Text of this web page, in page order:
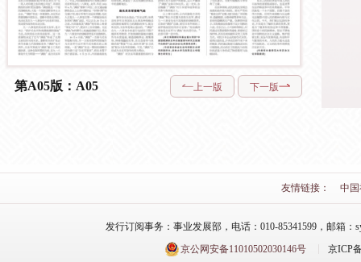
第A05版：A05 上一版 下一版
友情链接： 中
发行订阅事务：事业发展部，电话：010-85341599，邮箱：
京公网安备11010502030146号
京ICP